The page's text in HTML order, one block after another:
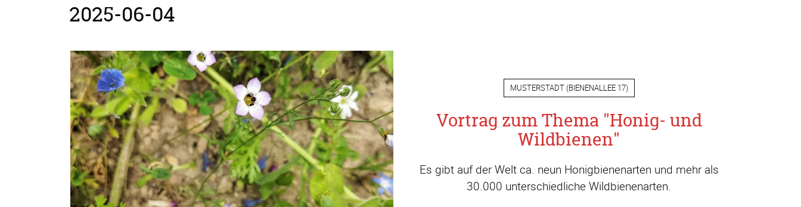
2025-06-04
MUSTERSTADT(BIENENALLEE 17)
Vortrag zum Thema "Honig- und
Wildbienen"
Es gibt auf der Welt ca. neun Honigbienenarten und mehr als
30.000 unterschiedliche Wildbienenarten.